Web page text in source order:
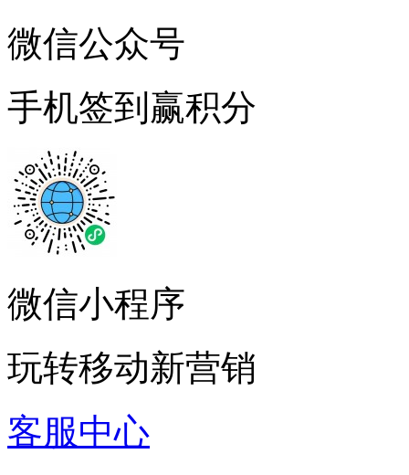
微信公众号
手机签到赢积分
微信小程序
玩转移动新营销
客服中心